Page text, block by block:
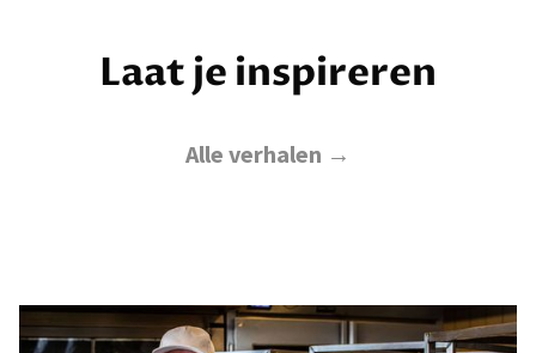
Laat je inspireren
Alle verhalen →